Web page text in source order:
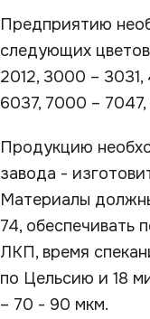
Предприятию
следующих
2012, 3000 –
6037, 7000 –
Продукцию
завода -
Материалы
74, обеспечивать
ЛКП, время
по Цельсию и 18
– 70 - 90 мкм.